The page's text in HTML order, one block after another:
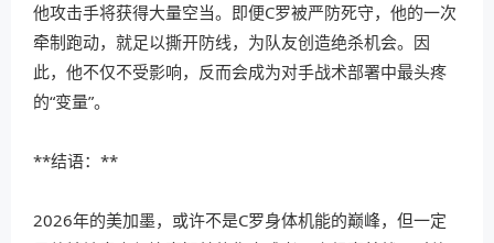
他攻击手将获得大量空当。即便C罗被严防死守，他的一次
牵制跑动，就足以撕开防线，为队友创造绝杀机会。因
此，他不仅不受影响，反而会成为对手战术部署中最头疼
的“变量”。
**结语：**
2026年的美加墨，或许不是C罗身体机能的巅峰，但一定